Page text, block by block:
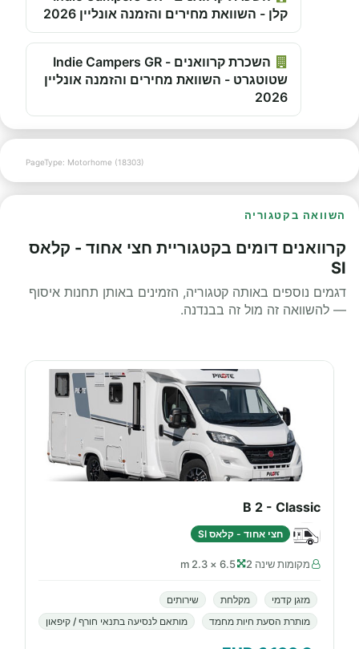
קלן - השוואת מחירים והזמנה אונליין 2026
השכרת קרוואנים - Indie Campers GR
שטוטגרט - השוואת מחירים והזמנה אונליין
2026
PageType: Motorhome (18303)
השוואה בקטגוריה
קרוואנים דומים בקטגוריית חצי אחוד - קלאס
SI
דגמים נוספים באותה קטגוריה, הזמינים באותן תחנות איסוף
— להשוואה זה מול זה בבנדנה.
B 2 - Classic
חצי אחוד - קלאס SI
מקומות שינה 2 6.5 × 2.3 m
מזגן קדמי מקלחת
שירותים
מותרת הסעת חיות מחמד
מותאם לנסיעה בתנאי חורף / קיפאון